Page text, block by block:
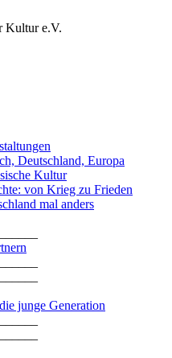
Kultur e.V.
Deutschland, Europa
Kultur
von Krieg zu Frieden
mal anders
junge Generation